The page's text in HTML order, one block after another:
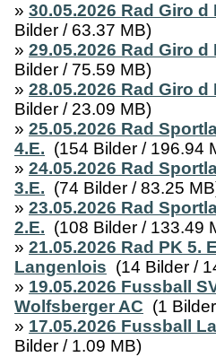
» 30.05.2026 Rad Giro d
Bilder / 63.37 MB)
» 29.05.2026 Rad Giro d
Bilder / 75.59 MB)
» 28.05.2026 Rad Giro d
Bilder / 23.09 MB)
» 25.05.2026 Rad
4.E. (154 Bilder / 196.94
» 24.05.2026 Rad
3.E. (74 Bilder / 83.25
» 23.05.2026 Rad
2.E. (108 Bilder / 133.49
» 21.05.2026 Rad PK 5.
Langenlois (14 Bilder /
» 19.05.2026 Fussball
Wolfsberger AC (1
» 17.05.2026 Fussball
Bilder / 1.09 MB)